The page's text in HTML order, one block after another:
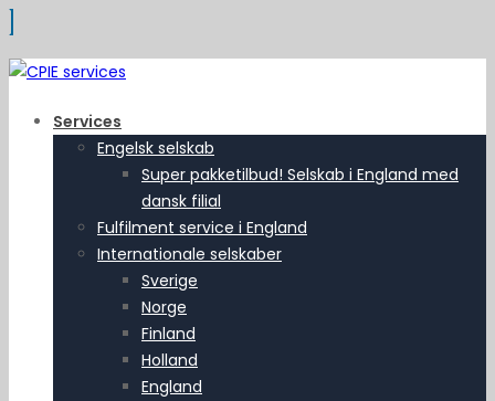
Services
Engelsk selskab
Super pakketilbud! Selskab i England med
dansk filial
Fulfilment service i England
Internationale selskaber
Sverige
Norge
Finland
Holland
England